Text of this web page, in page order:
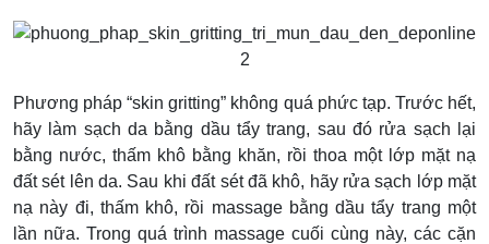
Phương pháp “skin gritting” không quá phức tạp. Trước hết,
hãy làm sạch da bằng dầu tẩy trang, sau đó rửa sạch lại
bằng nước, thấm khô bằng khăn, rồi thoa một lớp mặt nạ
đất sét lên da. Sau khi đất sét đã khô, hãy rửa sạch lớp mặt
nạ này đi, thấm khô, rồi massage bằng dầu tẩy trang một
lần nữa. Trong quá trình massage cuối cùng này, các cặn